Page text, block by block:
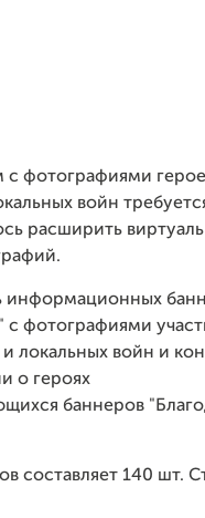
фотографиями
войн
расширить
информационных
с фотографиями
локальных войн и
о героях
баннеров
составляет 140 шт.